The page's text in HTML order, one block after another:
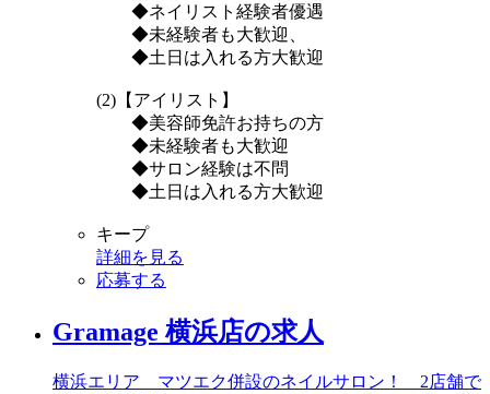
◆ネイリスト経験者優遇
◆未経験者も大歓迎、
◆土日は入れる方大歓迎
(2)【アイリスト】
◆美容師免許お持ちの方
◆未経験者も大歓迎
◆サロン経験は不問
◆土日は入れる方大歓迎
キープ
詳細を見る
応募する
Gramage 横浜店の求人
横浜エリア マツエク併設のネイルサロン！ 2店舗で